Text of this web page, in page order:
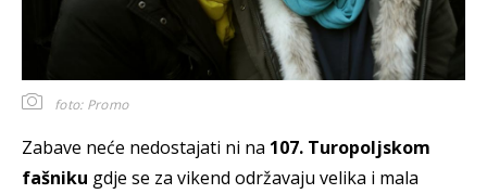
foto: Promo
Zabave neće nedostajati ni na 107. Turopoljskom
fašniku gdje se za vikend održavaju velika i mala